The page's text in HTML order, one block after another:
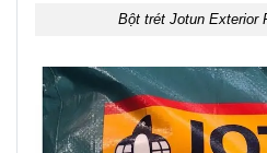
Bột trét Jotun Exterior